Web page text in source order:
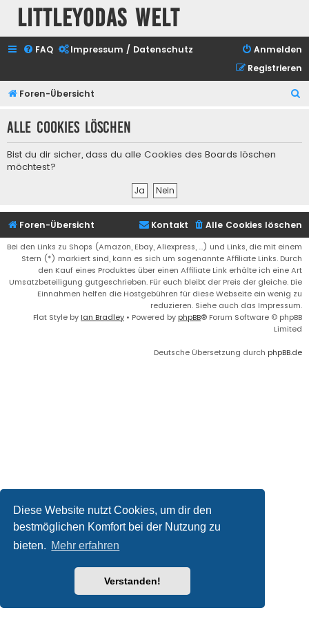
Diese Website nutzt Cookies, um dir den
bestmöglichen Komfort bei der Nutzung zu
bieten. Mehr erfahren
Verstanden!
Littleyodas Welt
FAQ Impressum / Datenschutz
Anmelden
Registrieren
Foren-Übersicht
h
Alle Cookies löschen
Bist du dir sicher, dass du alle Cookies des Boards löschen
möchtest?
Foren-Übersicht Alle Cookies löschen
Kontakt
Bei den Links zu Shops (Amazon, Ebay, Aliexpress, ...) und Links, die mit einem
Stern (*) markiert sind, kann es sich um sogenannte Affiliate Links. Durch
den Kauf eines Produktes über einen Affiliate Link erhälte ich eine Art
Umsatzbeteiligung gutgeschrieben. Für euch bleibt der Preis der gleiche. Die
Einnahmen helfen die Hostgebühren für diese Webseite ein wenig zu
reduzieren. Siehe auch das Impressum.
Flat Style by Ian Bradley • Powered by phpBB® Forum Software © phpBB
Limited
Deutsche Übersetzung durch phpBB.de